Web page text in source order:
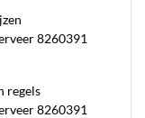
8260391
regels
8260391